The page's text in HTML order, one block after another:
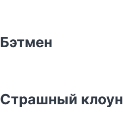
Бэтмен
Страшный клоун